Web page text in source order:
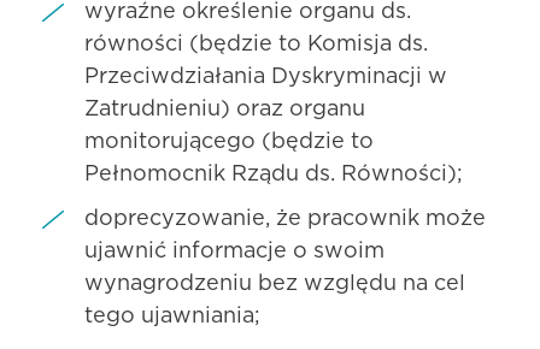
wyraźne określenie organu ds.
równości (będzie to Komisja ds.
Przeciwdziałania Dyskryminacji w
Zatrudnieniu) oraz organu
monitorującego (będzie to
Pełnomocnik Rządu ds. Równości);
doprecyzowanie, że pracownik może
ujawnić informacje o swoim
wynagrodzeniu bez względu na cel
tego ujawniania;